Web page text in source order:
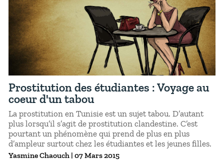
Prostitution des étudiantes : Voyage au
coeur d'un tabou
La prostitution en Tunisie est un sujet tabou. D’autant
plus lorsqu’il s’agit de prostitution clandestine. C’est
pourtant un phénomène qui prend de plus en plus
d’ampleur surtout chez les étudiantes et les jeunes filles.
Yasmine Chaouch | 07 Mars 2015